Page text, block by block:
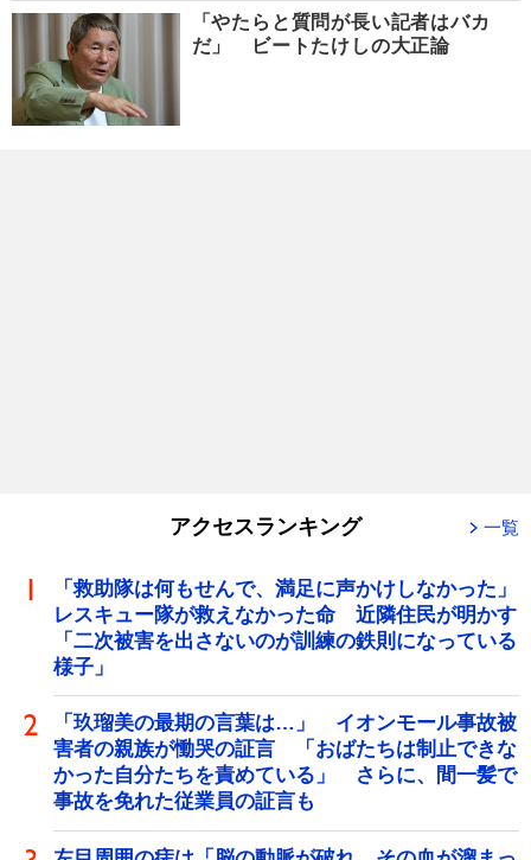
「やたらと質問が長い記者はバカ
だ」 ビートたけしの大正論
アクセスランキング 一覧
「救助隊は何もせんで、満足に声かけしなかった」
レスキュー隊が救えなかった命 近隣住民が明かす
「二次被害を出さないのが訓練の鉄則になっている
様子」
「玖瑠美の最期の言葉は…」 イオンモール事故被
害者の親族が慟哭の証言 「おばたちは制止できな
かった自分たちを責めている」 さらに、間一髪で
事故を免れた従業員の証言も